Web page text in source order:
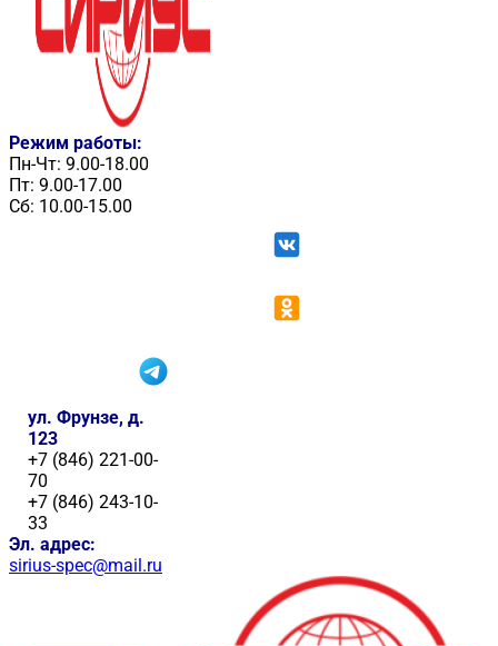
Режим работы:
Пн-Чт: 9.00-18.00
Пт: 9.00-17.00
Сб: 10.00-15.00
ул. Фрунзе, д.
123
+7 (846) 221-00-
70
+7 (846) 243-10-
33
Эл. адрес:
sirius-spec@mail.ru